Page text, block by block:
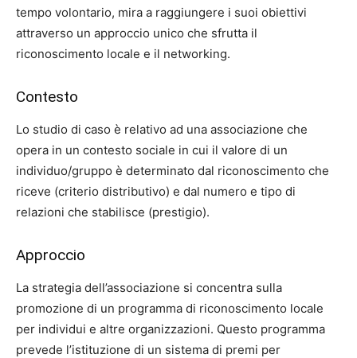
tempo volontario, mira a raggiungere i suoi obiettivi
attraverso un approccio unico che sfrutta il
riconoscimento locale e il networking.
Contesto
Lo studio di caso è relativo ad una associazione che
opera in un contesto sociale in cui il valore di un
individuo/gruppo è determinato dal riconoscimento che
riceve (criterio distributivo) e dal numero e tipo di
relazioni che stabilisce (prestigio).
Approccio
La strategia dell’associazione si concentra sulla
promozione di un programma di riconoscimento locale
per individui e altre organizzazioni. Questo programma
prevede l’istituzione di un sistema di premi per